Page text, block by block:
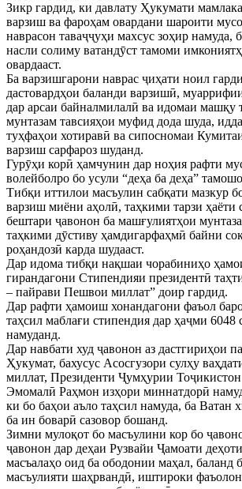
Зикр гардид, ки давлату Ҳукумати
варзиш ва фароҳам овардани шароити
наврасон таваҷҷуҳи махсус зоҳир намуда,
насли солиму ватандӯст тамоми
овардааст.
Ба варзишгарони наврас ҷиҳати ноил
дастовардҳои баланди варзишӣ,
дар арсаи байналмилалӣ ва идомаи машқу
мунтазам тавсияҳои муфид дода шуда,
туҳфаҳои хотиравӣ ва сипосномаи
варзиш сарфароз шуданд.
Гурӯҳи корӣ ҳамчунин дар ноҳия рафти
волейболро бо усули “деҳа ба деҳа”
Тибқи иттилои масъулин сабқати мазкур
варзиш миёни аҳолӣ, таҳкими тарзи ҳаёти
бештари ҷавонон ба машғулиятҳои
таҳкими дӯстиву ҳамдигарфаҳмӣ байни
роҳандозӣ карда шудааст.
Дар идома тибқи нақшаи чорабиниҳо
гирандагони Стипендияи президентӣ
– пайрави Пешвои миллат” доир гардид.
Дар рафти ҳамоиш хонандагони фаъол
таҳсил маблағи стипендия дар ҳаҷми 6048
намуданд.
Дар навбати худ ҷавонон аз дастгириҳои
Ҳукумат, бахусус Асосгузори сулҳу
миллат, Президенти Ҷумҳурии
Эмомалӣ Раҳмон изҳори миннатдорӣ
ки бо баҳои аъло таҳсил намуда, ба Ватан
ба ин боварӣ сазовор бошанд.
Зимни мулоқот бо масъулини кор бо
ҷавонон дар деҳаи Рузвайи Ҷамоати
масъалаҳо оид ба ободонии маҳал, баланд
масъулияти шаҳрвандӣ, иштироки